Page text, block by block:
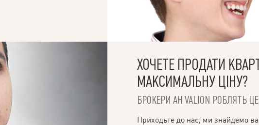
ХОЧЕТЕ ПРОДАТИ
МАКСИМАЛЬНУ ЦІНУ?
БРОКЕРИ АН VALION РОБЛЯТЬ
Приходьте до нас, ми знайдемо